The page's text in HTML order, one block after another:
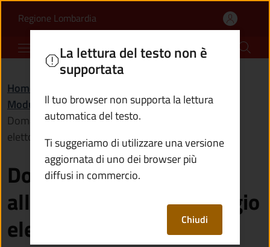
Domanda di iscrizione
Regione Lombardia(apre in un'altra scheda).
Comune di Pian Camuno
Home
Modulistica /
Domanda di iscrizione all'albo scrutatori di seggio
elettorale
Domanda di iscrizione
all'albo scrutatori di seggio
elettorale
La lettura del testo non è
supportata
Il tuo browser non supporta la lettura
automatica del testo.
Ti suggeriamo di utilizzare una versione
aggiornata di uno dei browser più
diffusi in commercio.
Chiudi